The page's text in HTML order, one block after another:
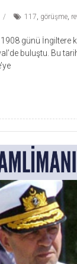
117, görüşme,
günü İngiltere
buluştu. Bu